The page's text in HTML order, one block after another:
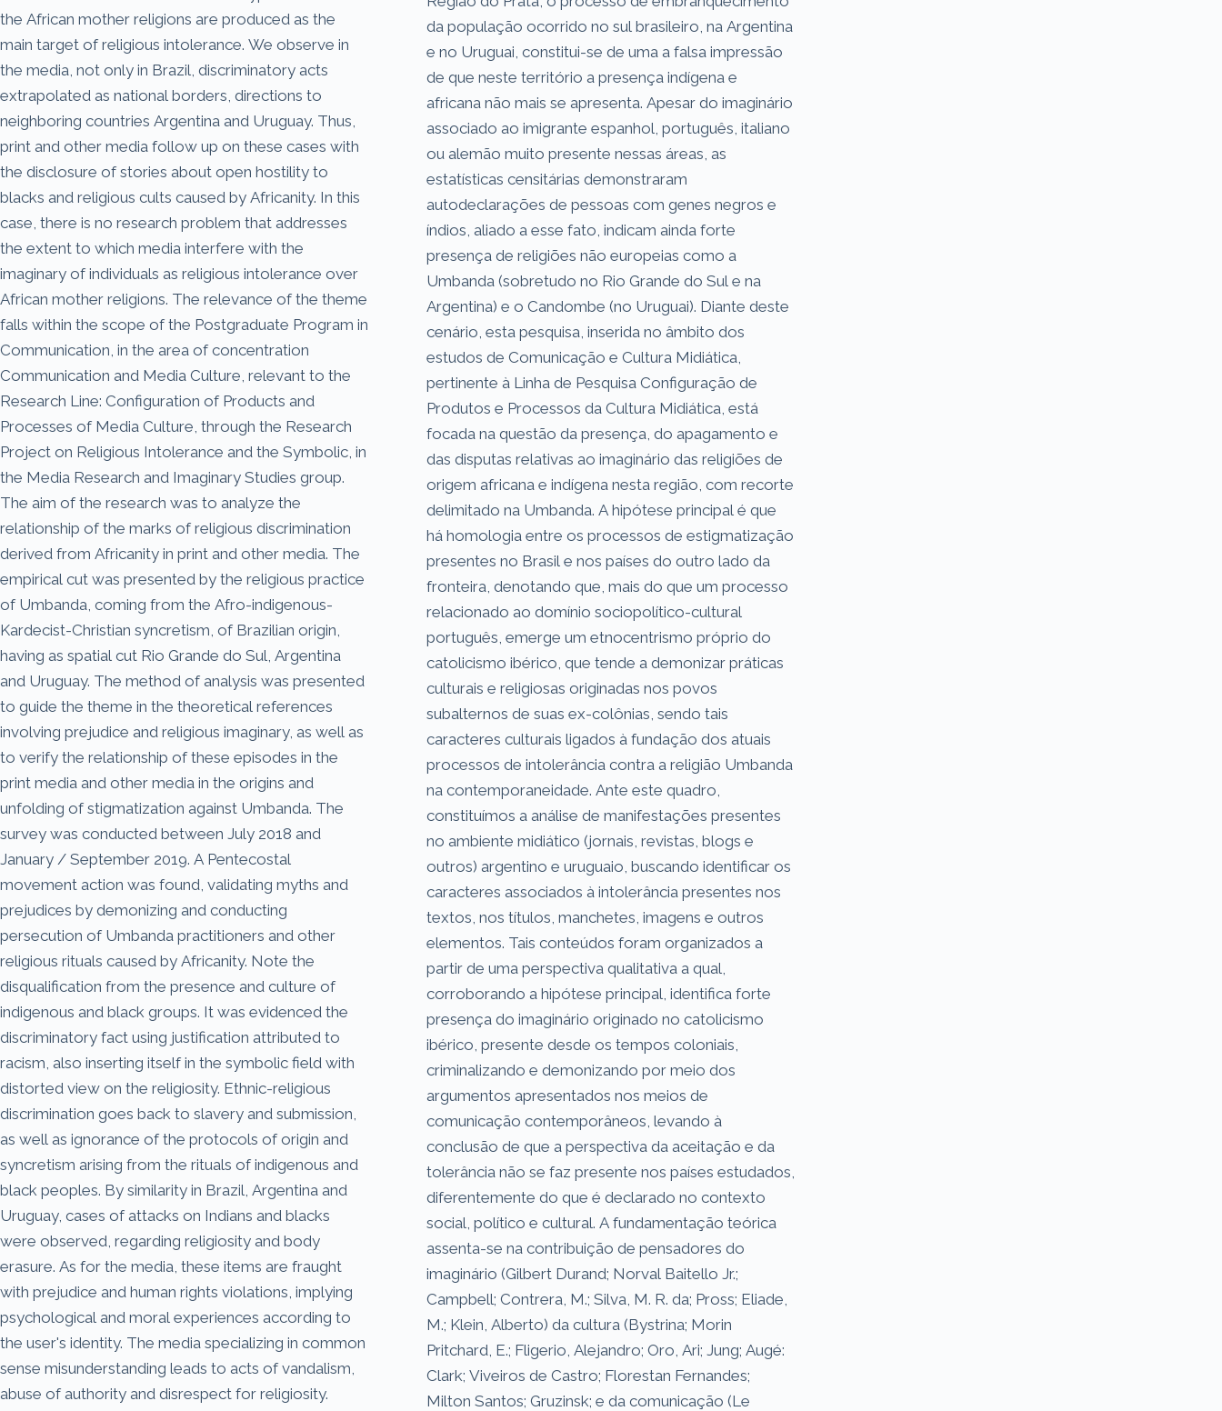
the African mother religions are produced as the
main target of religious intolerance. We observe in
the media, not only in Brazil, discriminatory acts
extrapolated as national borders, directions to
neighboring countries Argentina and Uruguay. Thus,
print and other media follow up on these cases with
the disclosure of stories about open hostility to
blacks and religious cults caused by Africanity. In this
case, there is no research problem that addresses
the extent to which media interfere with the
imaginary of individuals as religious intolerance over
African mother religions. The relevance of the theme
falls within the scope of the Postgraduate Program in
Communication, in the area of concentration
Communication and Media Culture, relevant to the
Research Line: Configuration of Products and
Processes of Media Culture, through the Research
Project on Religious Intolerance and the Symbolic, in
the Media Research and Imaginary Studies group.
The aim of the research was to analyze the
relationship of the marks of religious discrimination
derived from Africanity in print and other media. The
empirical cut was presented by the religious practice
of Umbanda, coming from the Afro-indigenous-
Kardecist-Christian syncretism, of Brazilian origin,
having as spatial cut Rio Grande do Sul, Argentina
and Uruguay. The method of analysis was presented
to guide the theme in the theoretical references
involving prejudice and religious imaginary, as well as
to verify the relationship of these episodes in the
print media and other media in the origins and
unfolding of stigmatization against Umbanda. The
survey was conducted between July 2018 and
January / September 2019. A Pentecostal
movement action was found, validating myths and
prejudices by demonizing and conducting
persecution of Umbanda practitioners and other
religious rituals caused by Africanity. Note the
disqualification from the presence and culture of
indigenous and black groups. It was evidenced the
discriminatory fact using justification attributed to
racism, also inserting itself in the symbolic field with
distorted view on the religiosity. Ethnic-religious
discrimination goes back to slavery and submission,
as well as ignorance of the protocols of origin and
syncretism arising from the rituals of indigenous and
black peoples. By similarity in Brazil, Argentina and
Uruguay, cases of attacks on Indians and blacks
were observed, regarding religiosity and body
erasure. As for the media, these items are fraught
with prejudice and human rights violations, implying
psychological and moral experiences according to
the user's identity. The media specializing in common
sense misunderstanding leads to acts of vandalism,
abuse of authority and disrespect for religiosity.
da população ocorrido no sul brasileiro, na Argentina
e no Uruguai, constitui-se de uma a falsa impressão
de que neste território a presença indígena e
africana não mais se apresenta. Apesar do imaginário
associado ao imigrante espanhol, português, italiano
ou alemão muito presente nessas áreas, as
estatísticas censitárias demonstraram
autodeclarações de pessoas com genes negros e
índios, aliado a esse fato, indicam ainda forte
presença de religiões não europeias como a
Umbanda (sobretudo no Rio Grande do Sul e na
Argentina) e o Candombe (no Uruguai). Diante deste
cenário, esta pesquisa, inserida no âmbito dos
estudos de Comunicação e Cultura Midiática,
pertinente à Linha de Pesquisa Configuração de
Produtos e Processos da Cultura Midiática, está
focada na questão da presença, do apagamento e
das disputas relativas ao imaginário das religiões de
origem africana e indígena nesta região, com recorte
delimitado na Umbanda. A hipótese principal é que
há homologia entre os processos de estigmatização
presentes no Brasil e nos países do outro lado da
fronteira, denotando que, mais do que um processo
relacionado ao domínio sociopolítico-cultural
português, emerge um etnocentrismo próprio do
catolicismo ibérico, que tende a demonizar práticas
culturais e religiosas originadas nos povos
subalternos de suas ex-colônias, sendo tais
caracteres culturais ligados à fundação dos atuais
processos de intolerância contra a religião Umbanda
na contemporaneidade. Ante este quadro,
constituímos a análise de manifestações presentes
no ambiente midiático (jornais, revistas, blogs e
outros) argentino e uruguaio, buscando identificar os
caracteres associados à intolerância presentes nos
textos, nos títulos, manchetes, imagens e outros
elementos. Tais conteúdos foram organizados a
partir de uma perspectiva qualitativa a qual,
corroborando a hipótese principal, identifica forte
presença do imaginário originado no catolicismo
ibérico, presente desde os tempos coloniais,
criminalizando e demonizando por meio dos
argumentos apresentados nos meios de
comunicação contemporâneos, levando à
conclusão de que a perspectiva da aceitação e da
tolerância não se faz presente nos países estudados,
diferentemente do que é declarado no contexto
social, político e cultural. A fundamentação teórica
assenta-se na contribuição de pensadores do
imaginário (Gilbert Durand; Norval Baitello Jr.;
Campbell; Contrera, M.; Silva, M. R. da; Pross; Eliade,
M.; Klein, Alberto) da cultura (Bystrina; Morin
Pritchard, E.; Fligerio, Alejandro; Oro, Ari; Jung; Augé:
Clark; Viveiros de Castro; Florestan Fernandes;
Milton Santos; Gruzinsk; e da comunicação (Le